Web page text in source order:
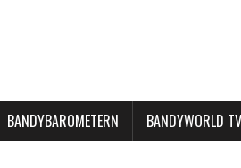
BANDYBAROMETERN BANDYWORLD TV